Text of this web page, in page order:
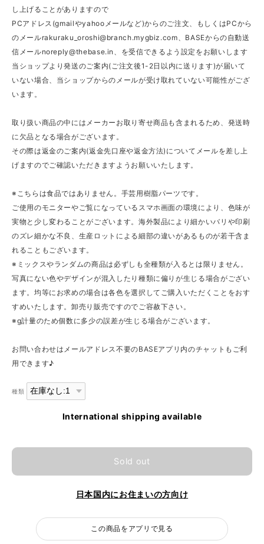
し上げることがありますので
PCアドレス(gmailやyahooメールなど)からのご注文、もしくはPCから
のメールrakuraku_oroshi@branch.mygbiz.com 、BASEからの自動送
信メールnoreply@thebase.in
、を受信できるよう設定をお願いします
当ショップより発送のご案内(ご注文後1-2日以内に送ります)が届いて
いない場合、当ショップからのメールが受け取れていない可能性がござ
います。
取り扱い商品の中にはメーカーお取り寄せ商品も含まれるため、発送時
に欠品となる場合がございます。
その際は返金のご案内(返金先口座や返金方法)についてメールを差し上
げますのでご確認いただきますようお願いいたします。
※こちらは食品ではありません。手芸用樹脂パーツです。
ご使用のモニターやご覧になっているスマホ画面の環境により、色味が
実物と少し変わることがございます。海外製品により細かいバリや印刷
のズレ細かな不良、生産ロットによる細部の違いがあるものが若干含ま
れることもございます。
※ミックスやランダムの商品は必ずしも全種類が入るとは限りません。
写真にない色やデザインが混入したり種類に偏りが生じる場合がござい
ます。均等にお求めの場合は各色を選択してご購入いただくことをおす
すめいたします。卸売り販売ですのでご容赦下さい。
※g計量のため個数に多少の誤差が生じる場合がございます。
お問い合わせはメールアドレス不要のBASEアプリ内のチャットもご利
用できます♪
種類
International shipping available
Sold out
日本国内にお住まいの方向け
この商品をアプリで見る